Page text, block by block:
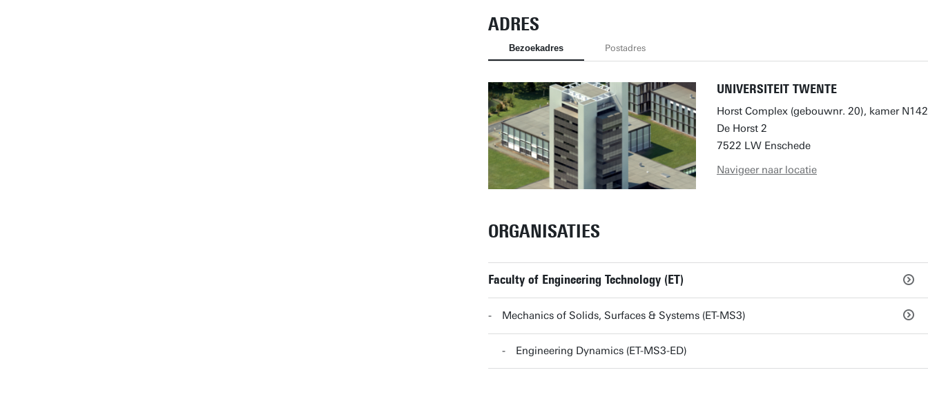
ADRES
Bezoekadres Postadres
UNIVERSITEIT TWENTE
Horst Complex (gebouwnr. 20), kamer N142
De Horst 2
7522 LW Enschede
Navigeer naar locatie
ORGANISATIES
Faculty of Engineering Technology (ET)
Mechanics of Solids, Surfaces & Systems (ET-MS3)
Engineering Dynamics (ET-MS3-ED)